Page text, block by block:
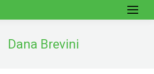
Dana Brevini